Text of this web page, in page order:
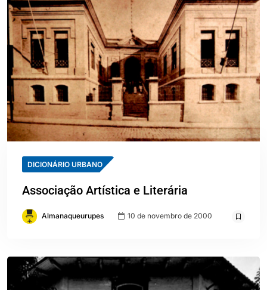
DICIONÁRIO URBANO
Associação Artística e Literária
Almanaqueurupes 10 de novembro de 2000